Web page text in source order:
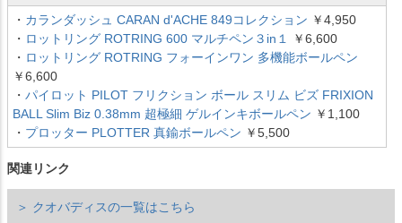
・ カランダッシュ CARAN d'ACHE 849コレクション ￥4,950
・ ロットリング ROTRING 600 マルチペン３in１
￥6,600
・ ロットリング ROTRING フォーインワン 多機能ボールペン
￥6,600
・ パイロット PILOT フリクション ボール スリム ビズ FRIXION
BALL Slim Biz 0.38mm 超極細 ゲルインキボールペン ￥1,100
・ プロッター PLOTTER 真鍮ボールペン ￥5,500
関連リンク
＞ クオバディスの一覧はこちら